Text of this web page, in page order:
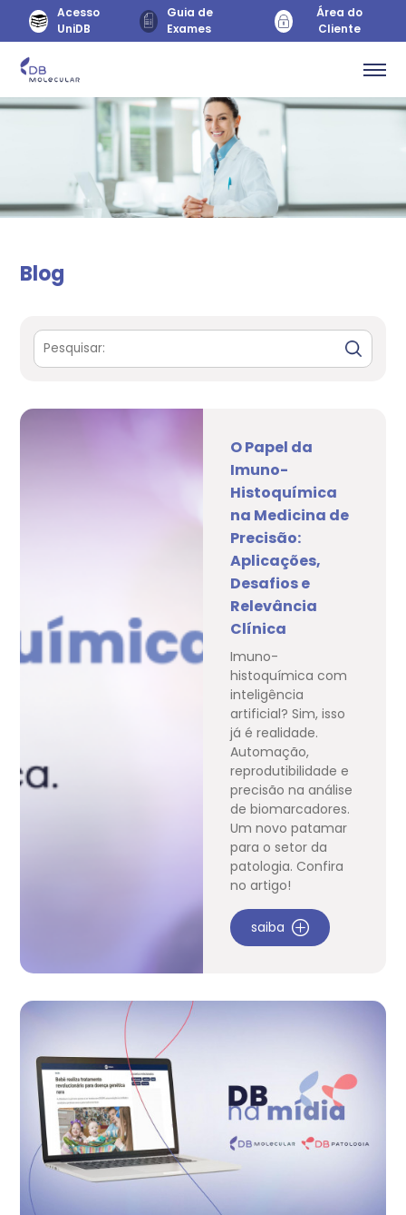
Acesso
UniDB
Guia de
Exames
Área do
Cliente
Blog
O Papel da
Imuno-
Histoquímica
na Medicina de
Precisão:
Aplicações,
Desafios e
Relevância
Clínica
Imuno-
histoquímica com
inteligência
artificial? Sim, isso
já é realidade.
Automação,
reprodutibilidade e
precisão na análise
de biomarcadores.
Um novo patamar
para o setor da
patologia. Confira
no artigo!
saiba